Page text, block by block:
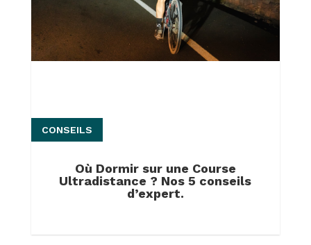
Où Dormir sur une Course
Ultradistance ? Nos 5 conseils
d’expert.
CONSEILS